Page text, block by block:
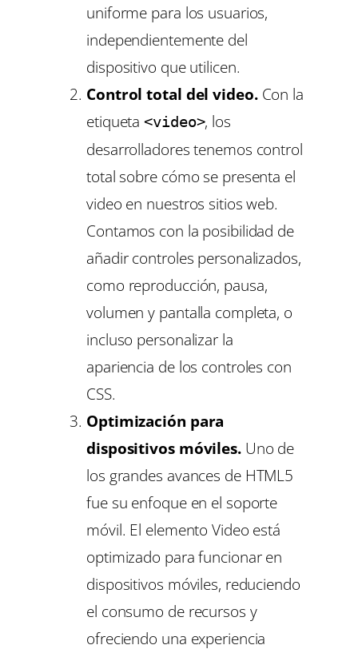
uniforme para los usuarios,
independientemente del
dispositivo que utilicen.
Control total del video.Con la
etiqueta<video>, los
desarrolladores tenemos control
total sobre cómo se presenta el
video en nuestros sitios web.
Contamos con la posibilidad de
añadir controles personalizados,
como reproducción, pausa,
volumen y pantalla completa, o
incluso personalizar la
apariencia de los controles con
CSS.
Optimización para
dispositivos móviles.Uno de
los grandes avances de HTML5
fue su enfoque en el soporte
móvil. El elemento Video está
optimizado para funcionar en
dispositivos móviles, reduciendo
el consumo de recursos y
ofreciendo una experiencia